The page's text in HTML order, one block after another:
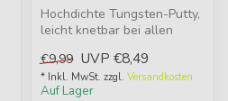
Hochdichte Tungsten-Putty,
leicht knetbar bei allen
härtet...
€9,99 UVP €8,49
* Inkl. MwSt. zzgl. Versandkosten
Auf Lager